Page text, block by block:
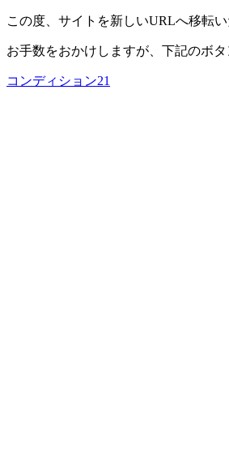
この度、サイトを新しいURLへ移転
お手数をおかけしますが、下記のボ
コンディション21